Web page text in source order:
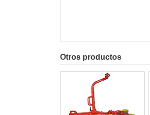
Otros productos